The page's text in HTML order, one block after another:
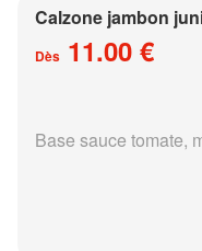
Calzone jambon
Dès 11.00 €
Base sauce tomate,